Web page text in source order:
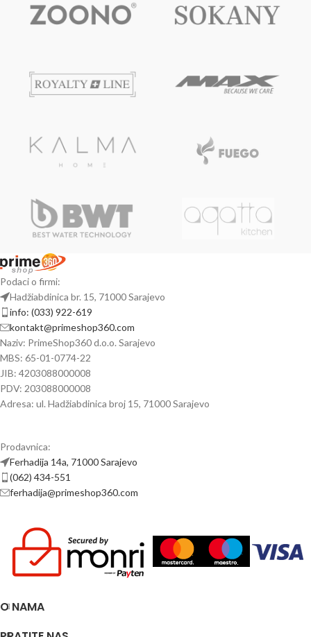
Podaci o firmi:
Hadžiabdinica br. 15, 71000 Sarajevo
info: (033) 922-619
kontakt@primeshop360.com
Naziv: PrimeShop360 d.o.o. Sarajevo
MBS: 65-01-0774-22
JIB: 4203088000008
PDV: 203088000008
Adresa: ul. Hadžiabdinica broj 15, 71000 Sarajevo
Prodavnica:
Ferhadija 14a, 71000 Sarajevo
(062) 434-551
ferhadija@primeshop360.com
O NAMA